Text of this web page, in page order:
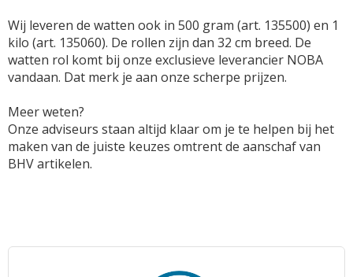
Wij leveren de watten ook in 500 gram (art. 135500) en 1
kilo (art. 135060). De rollen zijn dan 32 cm breed. De
watten rol komt bij onze exclusieve leverancier NOBA
vandaan. Dat merk je aan onze scherpe prijzen.
Meer weten?
Onze adviseurs staan altijd klaar om je te helpen bij het
maken van de juiste keuzes omtrent de aanschaf van
BHV artikelen.